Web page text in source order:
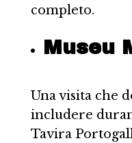
completo.
Museu
Una visita che
includere
Tavira